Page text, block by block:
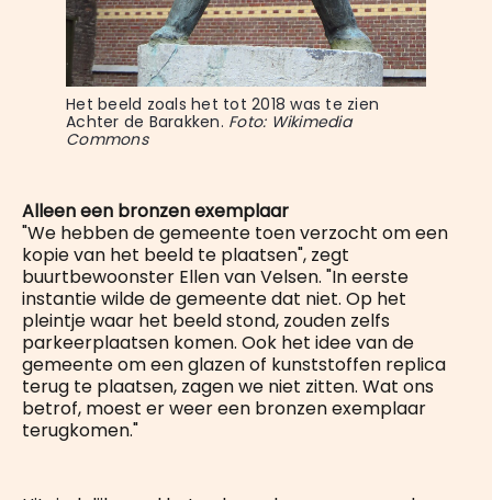
Het beeld zoals het tot 2018 was te zien
Achter de Barakken. Foto: Wikimedia
Commons
Alleen een bronzen exemplaar
"We hebben de gemeente toen verzocht om een
kopie van het beeld te plaatsen", zegt
buurtbewoonster Ellen van Velsen. "In eerste
instantie wilde de gemeente dat niet. Op het
pleintje waar het beeld stond, zouden zelfs
parkeerplaatsen komen. Ook het idee van de
gemeente om een glazen of kunststoffen replica
terug te plaatsen, zagen we niet zitten. Wat ons
betrof, moest er weer een bronzen exemplaar
terugkomen."